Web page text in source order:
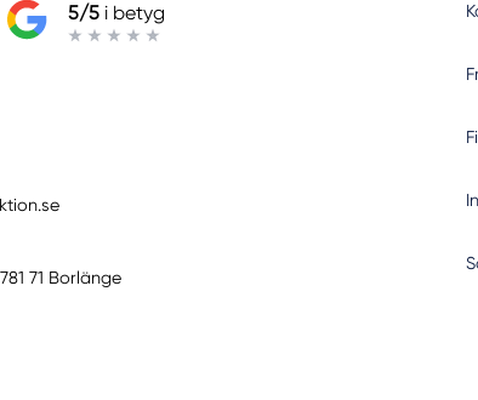
5/5 i betyg
71 Borlänge